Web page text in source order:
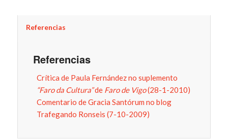
Referencias
Referencias
Crítica de Paula Fernández no suplemento
“Faro da Cultura”de Faro de Vigo(28-1-2010)
Comentario de Gracia Santórum no blog
Trafegando Ronseis (7-10-2009)